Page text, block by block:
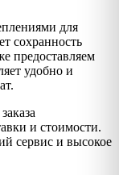
для
сохранность
предоставляем
удобно и
и стоимости.
сервис и высокое